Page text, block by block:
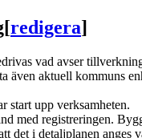
[redigera]
vad avser
aktuell kommuns
start upp verksamheten.
med registreringen.
i detaljplanen